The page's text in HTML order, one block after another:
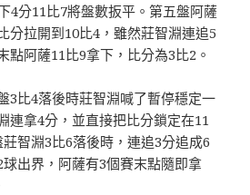
4分11比7將盤數扳平。第五盤阿薩
分拉開到10比4，雖然莊智淵連追5
點阿薩11比9拿下，比分為3比2。
3比4落後時莊智淵喊了暫停穩定一
連拿4分，並直接把比分鎖定在11
智淵3比6落後時，連追3分追成6
出界，阿薩有3個賽末點隨即拿